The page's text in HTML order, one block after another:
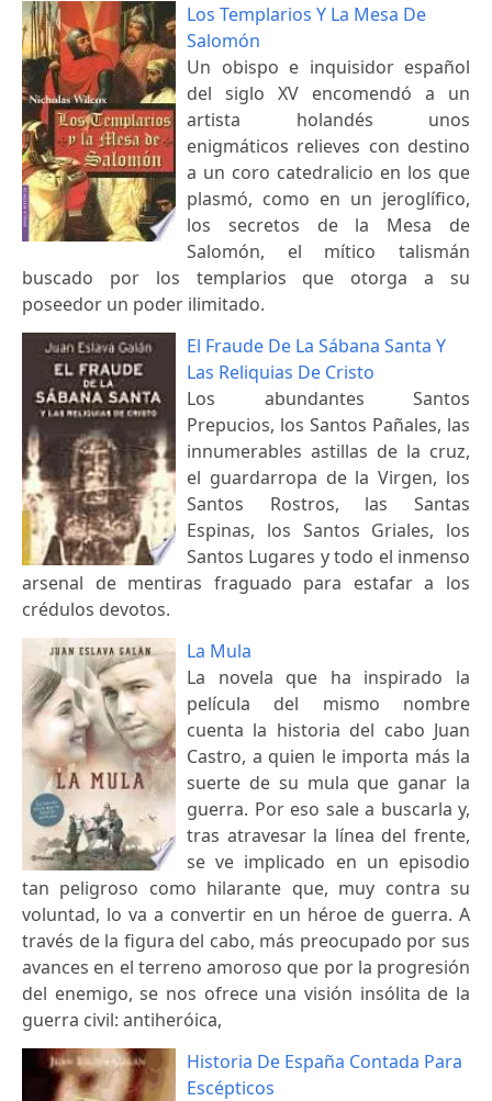
Los Templarios Y La Mesa De
Salomón
Un obispo e inquisidor español
del siglo XV encomendó a un
artista holandés unos
enigmáticos relieves con destino
a un coro catedralicio en los que
plasmó, como en un jeroglífico,
los secretos de la Mesa de
Salomón, el mítico talismán
buscado por los templarios que otorga a su
poseedor un poder ilimitado.
El Fraude De La Sábana Santa Y
Las Reliquias De Cristo
Los abundantes Santos
Prepucios, los Santos Pañales, las
innumerables astillas de la cruz,
el guardarropa de la Virgen, los
Santos Rostros, las Santas
Espinas, los Santos Griales, los
Santos Lugares y todo el inmenso
arsenal de mentiras fraguado para estafar a los
crédulos devotos.
La Mula
La novela que ha inspirado la
película del mismo nombre
cuenta la historia del cabo Juan
Castro, a quien le importa más la
suerte de su mula que ganar la
guerra. Por eso sale a buscarla y,
tras atravesar la línea del frente,
se ve implicado en un episodio
tan peligroso como hilarante que, muy contra su
voluntad, lo va a convertir en un héroe de guerra. A
través de la figura del cabo, más preocupado por sus
avances en el terreno amoroso que por la progresión
del enemigo, se nos ofrece una visión insólita de la
guerra civil: antiheróica,
Historia De España Contada Para
Escépticos